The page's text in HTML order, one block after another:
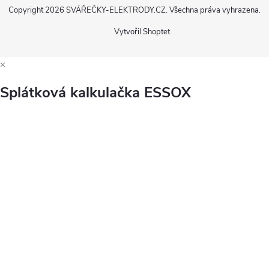
Vytvořil Shoptet
Copyright 2026 SVÁŘEČKY-ELEKTRODY.CZ. Všechna práva vyhrazena.
×
Splátková kalkulačka ESSOX